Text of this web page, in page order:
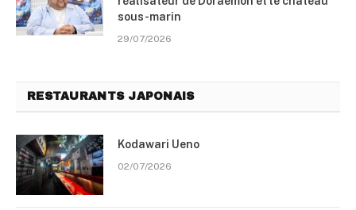
sous-marin
29/07/2026
RESTAURANTS JAPONAIS
Kodawari Ueno
02/07/2026